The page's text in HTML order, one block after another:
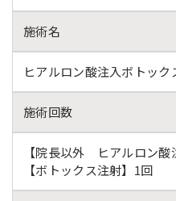
施術名
ヒアルロン酸注入ボトック
施術回数
【院長以外 ヒアルロン
【ボトックス注射】1回